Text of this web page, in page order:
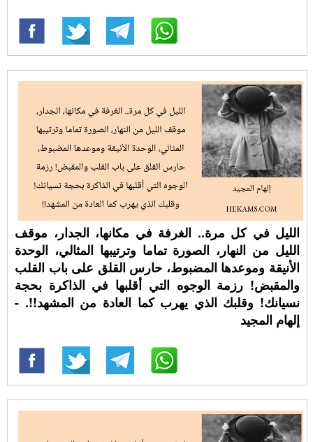
الليل في كل مرة.. الغرفة في مكانها، الجدار، موقف
الليل من النهار، الصورة تماما وترتيبها المثالي، الوحدة
الأنيقة وموعدها المضبوط، حارس القلق على باب القلب
والمقبض! رزمة الوجوه التي أقلبها في الذاكرة بحجة
نسيانك! وقلبك الذي يهرب كما العادة من المشهد!!. -
إلهام المجيد